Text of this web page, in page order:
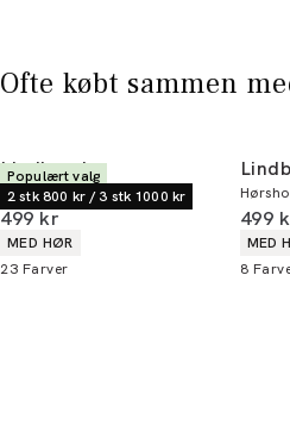
Ofte købt sammen
Populært valg
2 stk 800 kr / 3 stk 1000 kr
Lindbergh
Hørskjorte | Relaxed fit
I alt (inkl. rabat)
499 kr
Produkt egenskaber
MED HØR
23 Farver
I alt
499
MED
8